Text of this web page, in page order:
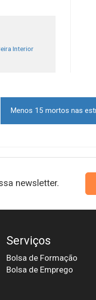
Interior
newsletter.
Serviços
Bolsa de Formação
Bolsa de Emprego